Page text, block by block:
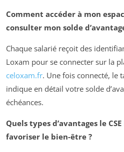
Comment accéder à mon
consulter mon solde
Chaque salarié reçoit des
Loxam pour se connecter sur la
celoxam.fr. Une fois connecté, le
indique en détail votre solde
échéances.
Quels types d’avantages le CSE
favoriser le bien-être ?